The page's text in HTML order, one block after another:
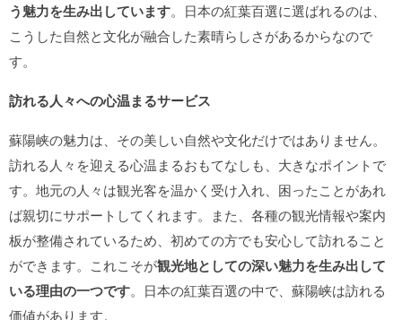
う魅力を生み出しています。日本の紅葉百選に選ばれるのは、
こうした自然と文化が融合した素晴らしさがあるからなので
す。
訪れる人々への心温まるサービス
蘇陽峡の魅力は、その美しい自然や文化だけではありません。
訪れる人々を迎える心温まるおもてなしも、大きなポイントで
す。地元の人々は観光客を温かく受け入れ、困ったことがあれ
ば親切にサポートしてくれます。また、各種の観光情報や案内
板が整備されているため、初めての方でも安心して訪れること
ができます。これこそが観光地としての深い魅力を生み出して
いる理由の一つです。日本の紅葉百選の中で、蘇陽峡は訪れる
価値があります。